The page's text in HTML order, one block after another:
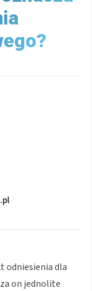
odniesienia dla
on jednolite